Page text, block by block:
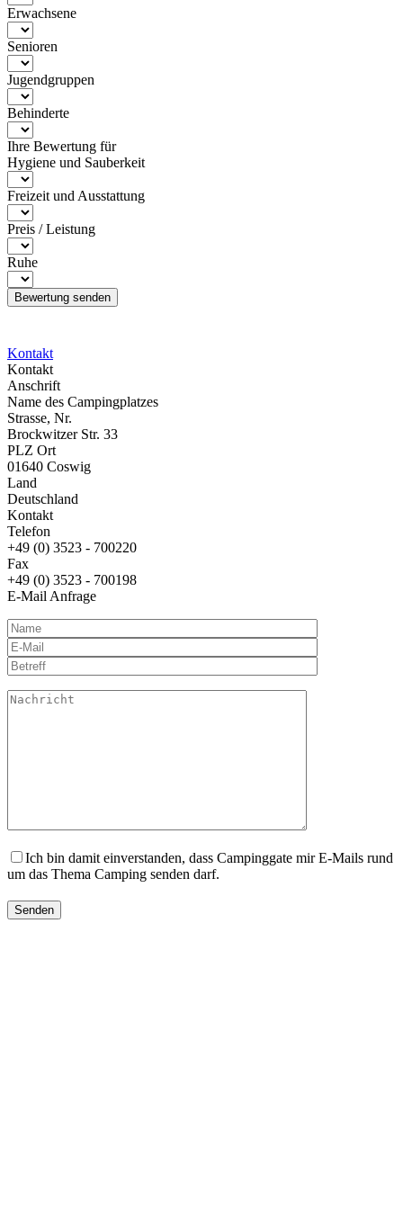
Erwachsene
Senioren
Jugendgruppen
Behinderte
Ihre Bewertung für
Hygiene und Sauberkeit
Freizeit und Ausstattung
Preis / Leistung
Ruhe
Kontakt
Kontakt
Anschrift
Name des Campingplatzes
Strasse, Nr.
Brockwitzer Str. 33
PLZ Ort
01640 Coswig
Land
Deutschland
Kontakt
Telefon
+49 (0) 3523 - 700220
Fax
+49 (0) 3523 - 700198
E-Mail Anfrage
Ich bin damit einverstanden, dass Campinggate mir E-Mails rund
um das Thema Camping senden darf.